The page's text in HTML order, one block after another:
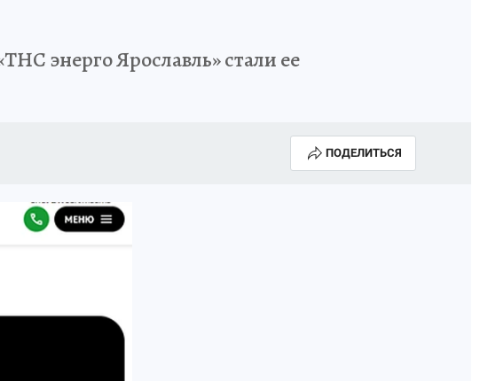
энерго Ярославль» стали ее
ПОДЕЛИТЬСЯ